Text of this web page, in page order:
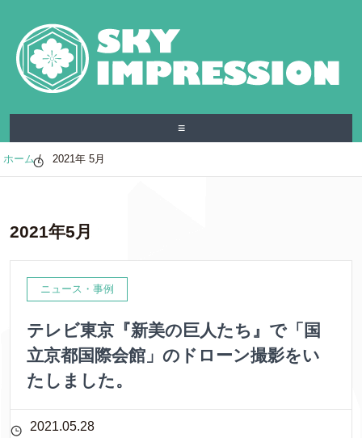
≡
ホーム/ 2021年 5月
2021年5月
ニュース・事例
テレビ東京『新美の巨人たち』で「国
立京都国際会館」のドローン撮影をい
たしました。
2021.05.28